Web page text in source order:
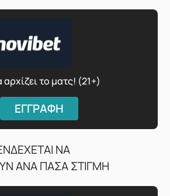
το ματς! (21+)
ΕΓΓΡΑΦΗ
ΝΑ
ΑΝΑ ΠΑΣΑ ΣΤΙΓΜΗ